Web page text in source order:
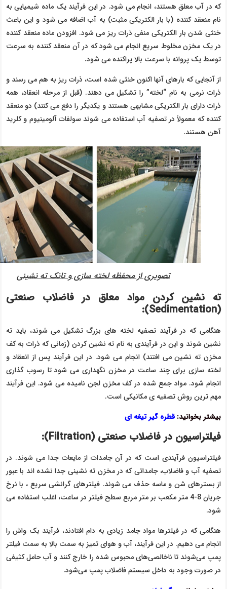
که در آب معلق هستند، انجام می شود. در این فرآیند یک ماده شیمیایی به
نام منعقد کننده (با بار الکتریکی مثبت) به آب اضافه می شود و این باعث
خنثی شدن بار الکتریکی منفی ذرات ریز می شود. افزودن ماده منعقد کننده
در یک مخزن مخلوط سریع انجام می شود که در آن منعقد کننده به سرعت
توسط یک پروانه با سرعت بالا پراکنده می شود.
از آنجایی که بارهای آنها اکنون خنثی شده است، ذرات ریز به هم می رسند و
ذرات نرمی به نام “لخته” را تشکیل می دهند. (قبل از مرحله انعقاد، همه
ذرات دارای بار الکتریکی مشابهی هستند و یکدیگر را دفع می کنند) دو منعقد
کننده که معمولاً در تصفیه آب استفاده می شوند سولفات آلومینیوم و کلرید
آهن هستند.
تصویری از محفظه لخته سازی و تانک ته نشینی
ته نشین کردن مواد معلق در فاضلاب صنعتی
(
Sedimentation
):
هنگامی که در فرآیند تصفیه لخته های بزرگ تشکیل می شوند، باید ته
نشین شوند و این در فرآیندی به نام ته نشین کردن (زمانی که ذرات به کف
مخزن ته نشین می افتند) انجام می شود. در این فرآیند پس از انعقاد و
لخته سازی برای چند ساعت در مخزن نگهداری می شود تا رسوب گذاری
انجام شود. مواد جمع شده در کف مخزن لجن نامیده می شود. این فرآیند
مهم ترین روش تصفیه ی مکانیکی است.
بیشتر بخوانید: قطره گیر تیغه ای
فیلتراسیون در فاضلاب صنعتی (Filtration
):
فیلتراسیون فرآیندی است که در آن جامدات از مایعات جدا می شوند. در
تصفیه آب و فاضلاب، جامداتی که در مخزن ته نشینی جدا نشده اند با عبور
از بسترهای شن و ماسه حذف می شوند. فیلترهای گرانشی سریع ، با نرخ
جریان 8-4 متر مکعب بر متر مربع سطح فیلتر در ساعت، اغلب استفاده می
شود.
هنگامی که در فیلترها مواد جامد زیادی به دام افتادند، فرآیند بک واش را
انجام می دهیم. در این فرآیند، آب و هوای تمیز به سمت بالا به سمت فیلتر
پمپ می‌شوند تا ناخالصی‌های محبوس شده را خارج کنند و آب حامل کثیفی
در صورت وجود به داخل سیستم فاضلاب پمپ می‌شود.